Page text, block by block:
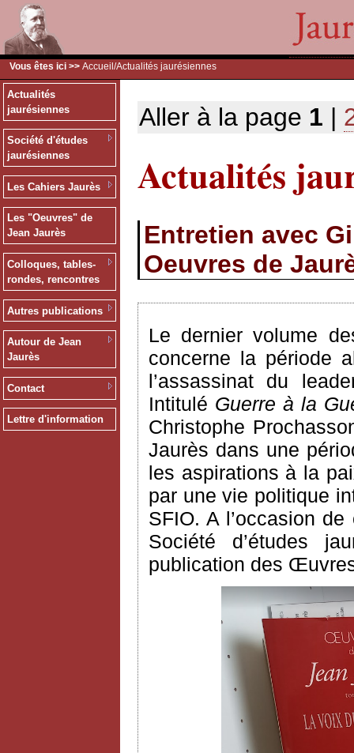
Vous êtes ici >> Accueil /Actualités jaurésiennes
Actualités
jaurésiennes
Société d'études
jaurésiennes
Les Cahiers Jaurès
Les "Oeuvres" de
Jean Jaurès
Colloques, tables-
rondes, rencontres
Autres publications
Autour de Jean
Jaurès
Contact
Lettre d'information
Aller à la page 1 |
Actualités
Entretien avec
Oeuvres de
Le dernier volume
concerne la période
l’assassinat du
Intitulé Guerre à la
Christophe
Jaurès dans une
les aspirations à la
par une vie politique
SFIO. A l’occasion
Société d’études
publication des